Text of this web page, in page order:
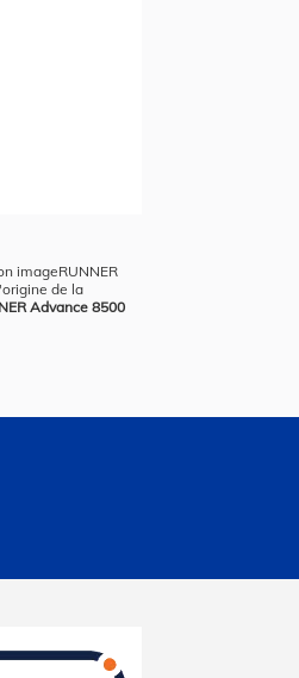
imageRUNNER
de la
Advance 8500